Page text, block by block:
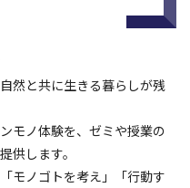
然と共に生きる暮らしが残
モノ体験を、ゼミや授業の
供します。
モノゴトを考え」「行動す